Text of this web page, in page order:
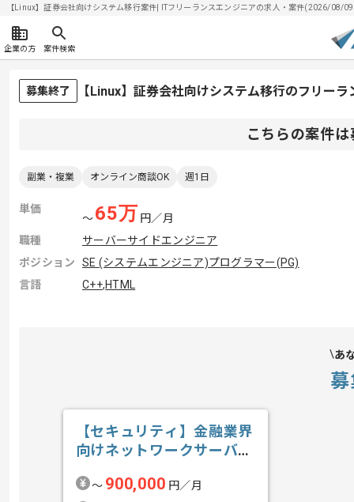
【Linux】証券会社向けシステム移行案件| ITフリーランスエンジニアの求人・案件(2026/08/
企業の方 案件検索
募集終了 【Linux】証券会社向けシステム移行のフリー
こちらの案件
副業・複業 オンライン商談OK 週1日
単価
〜65万 円／月
職種
サーバーサイドエンジニア
ポジション
SE (システムエンジニア)プログラマー(PG)
言語
C++,HTML
あ
【セキュリティ】金融業界
向けネットワークサーバセ
件〜 900,000 円／月